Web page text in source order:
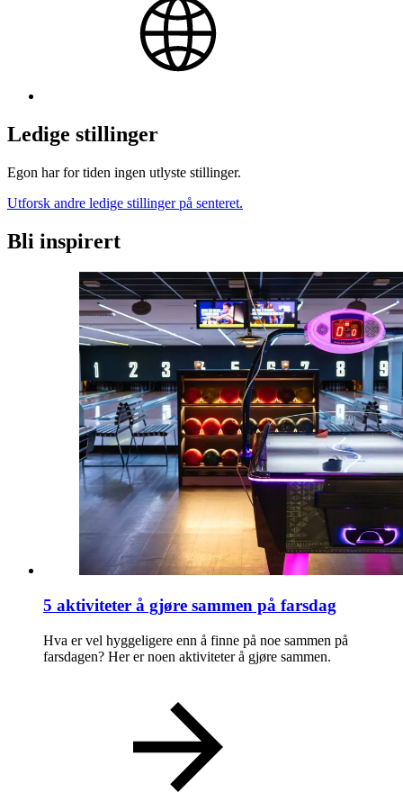
Ledige stillinger
Egon har for tiden ingen utlyste stillinger.
Utforsk andre ledige stillinger på senteret.
Bli inspirert
5 aktiviteter å gjøre sammen på farsdag
Hva er vel hyggeligere enn å finne på noe sammen på
farsdagen? Her er noen aktiviteter å gjøre sammen.